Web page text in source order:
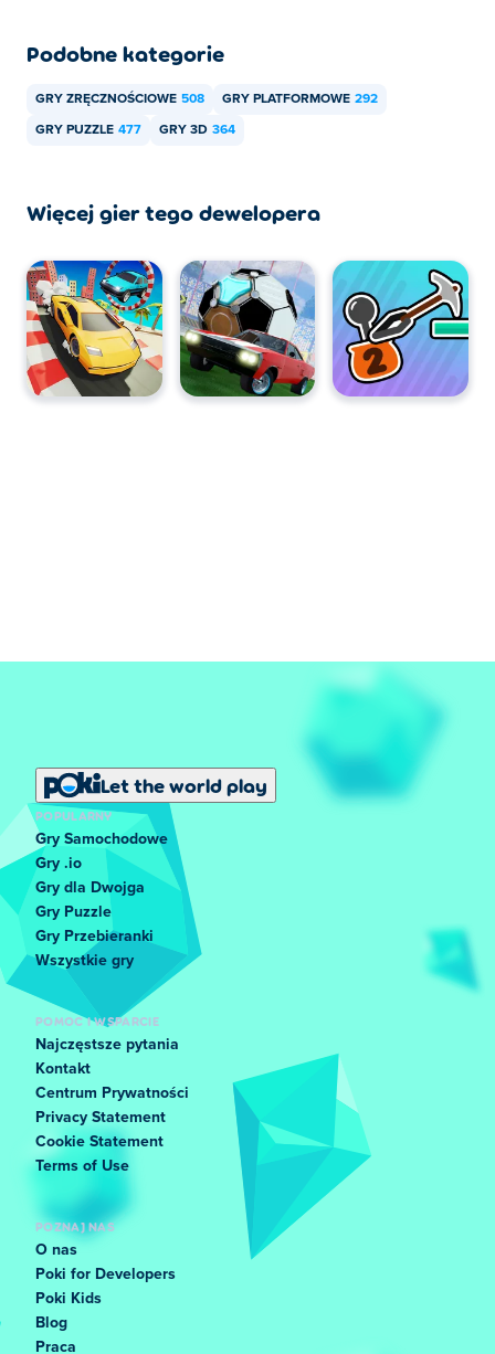
Podobne kategorie
GRY ZRĘCZNOŚCIOWE 508 GRY PLATFORMOWE 292
GRY PUZZLE 477 GRY 3D 364
Więcej gier tego dewelopera
Let the world play
POPULARNY
Gry Samochodowe
Gry .io
Gry dla Dwojga
Gry Puzzle
Gry Przebieranki
Wszystkie gry
POMOC I WSPARCIE
Najczęstsze pytania
Kontakt
Centrum Prywatności
Privacy Statement
Cookie Statement
Terms of Use
POZNAJ NAS
O nas
Poki for Developers
Poki Kids
Blog
Praca